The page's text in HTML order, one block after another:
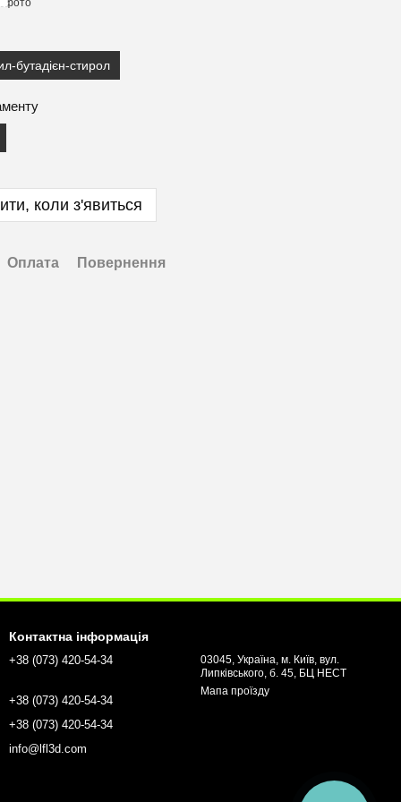
бутадієн-стирол
коли з'явиться
Оплата Повернення
Контактна інформація
+38 (073) 420-54-34
+38 (073) 420-54-34
+38 (073) 420-54-34
info@lfl3d.com
03045, Україна, м. Київ, вул.
Липківського, б. 45, БЦ НЕСТ
Мапа проїзду